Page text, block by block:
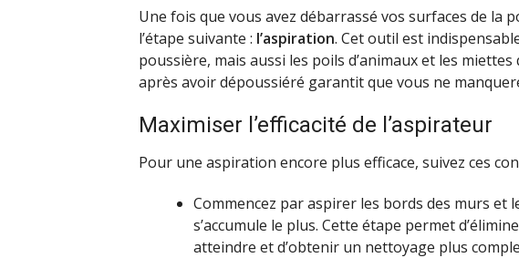
Une fois que vous avez débarrassé vos surfaces de la
l’étape suivante : l’aspiration. Cet outil est
poussière, mais aussi les poils d’animaux et les
après avoir dépoussiéré garantit que vous ne
Maximiser l’efficacité de l’aspirateur
Pour une aspiration encore plus efficace, suivez ces
Commencez par aspirer les bords des murs et
s’accumule le plus. Cette étape permet
atteindre et d’obtenir un nettoyage plus